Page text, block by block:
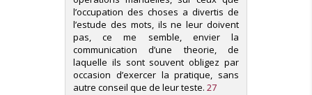
l’occupation des choses a divertis de
l’estude des mots, ils ne leur doivent
pas, ce me semble, envier la
communication d’une theorie, de
laquelle ils sont souvent obligez par
occasion d’exercer la pratique, sans
autre conseil que de leur teste. 27